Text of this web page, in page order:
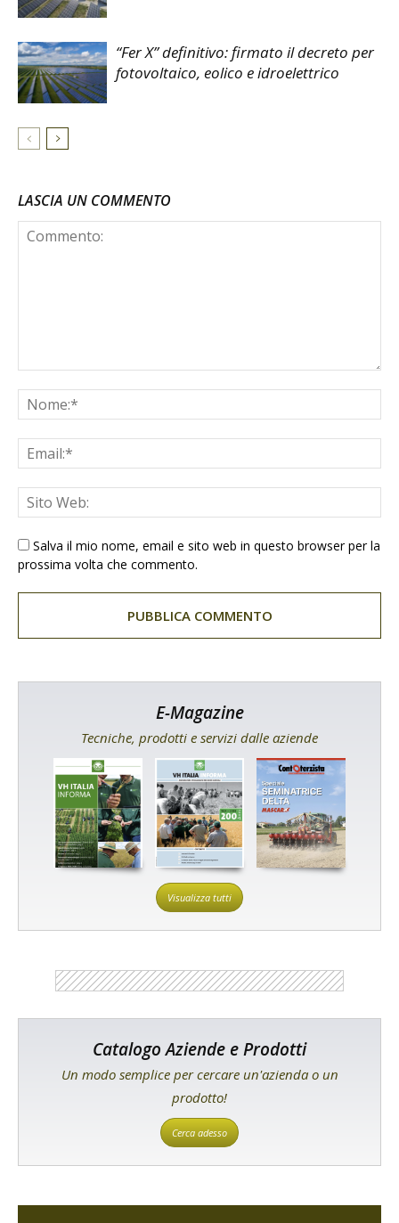
“Fer X” definitivo: firmato il decreto per
fotovoltaico, eolico e idroelettrico
LASCIA UN COMMENTO
Salva il mio nome, email e sito web in questo browser per la
prossima volta che commento.
E-Magazine
Tecniche, prodotti e servizi dalle aziende
Visualizza tutti
Catalogo Aziende e Prodotti
Un modo semplice per cercare un'azienda o un
prodotto!
Cerca adesso